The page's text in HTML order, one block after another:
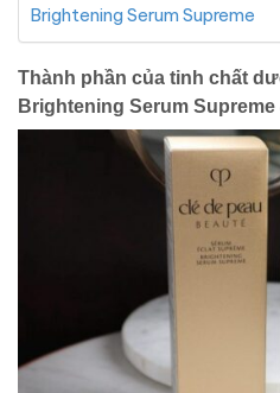
Brightening Serum Supreme
Thành phần của tinh chất
Brightening Serum Supreme